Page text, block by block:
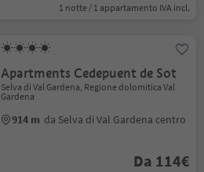
1 notte / 1 appartamento IVA incl.
Apartments Cedepuent de Sot
Selva di Val Gardena, Regione dolomitica Val
Gardena
914 m da Selva di Val Gardena centro
Da 114€